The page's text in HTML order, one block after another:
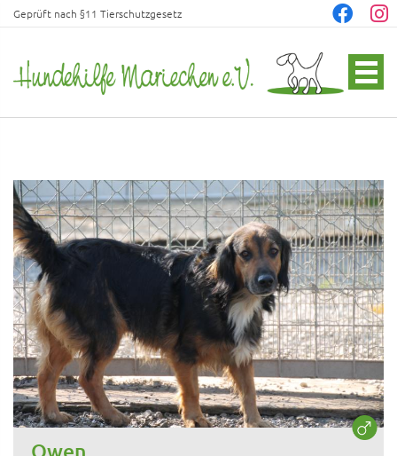
Geprüft nach §11 Tierschutzgesetz
Owen